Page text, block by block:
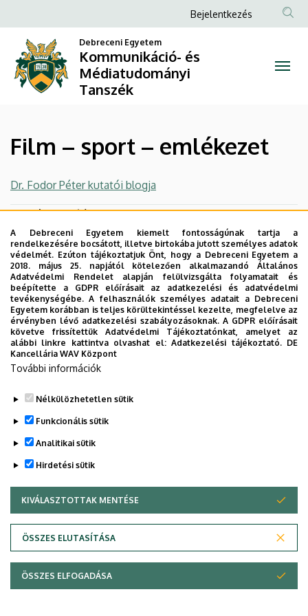
sport
Kommunikáció-
és
Médiatudományi
Tanszék
a
tartalomra
Anonim
fiók
menüje
Bejelentkezés
Debreceni Egyetem
Kommunikáció- és
Médiatudományi
Tanszék
Film – sport – emlékezet
Dr. Fodor Péter kutatói blogja
Legutóbbi frissítés: 2023. 09. 27. 15:35
Adatvédelem
Szerzői jog © 2026 Unideb
A Debreceni Egyetem kiemelt fontosságúnak tartja a
rendelkezésére bocsátott, illetve birtokába jutott személyes adatok
védelmét. Ezúton tájékoztatjuk Önt, hogy a Debreceni Egyetem a
2018. május 25. napjától kötelezően alkalmazandó Általános
Adatvédelmi Rendelet alapján felülvizsgálta folyamatait és
beépítette a GDPR előírásait az adatkezelési és adatvédelmi
tevékenységébe. A felhasználók személyes adatait a Debreceni
Egyetem korábban is teljes körültekintéssel kezelte, megfelelve az
érvényben lévő adatkezelési szabályozásoknak. A GDPR előírásait
követve frissítettük Adatvédelmi Tájékoztatónkat, amelyet az
alábbi linkre kattintva olvashat el:Adatkezelési tájékoztató. DE
Kancellária WAV Központ
További információk
Nélkülözhetetlen sütik
Funkcionális sütik
Analitikai sütik
Hirdetési sütik
KIVÁLASZTOTTAK MENTÉSE
ÖSSZES ELUTASÍTÁSA
WITHDRAW CONSENT
ÖSSZES ELFOGADÁSA